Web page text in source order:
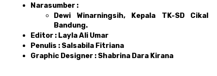
Narasumber :
Dewi Winarningsih, Kepala TK-SD Cikal
Bandung.
Editor : Layla Ali Umar
Penulis : Salsabila Fitriana
Graphic Designer : Shabrina Dara Kirana